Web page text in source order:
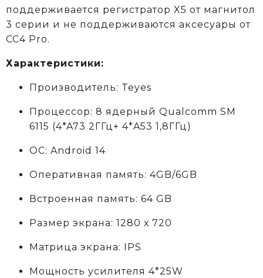
поддерживается регистратор X5 от магнитол
3 серии и не поддерживаются аксеcуары от
CC4 Pro.
Характеристики:
Производитель: Teyes
Процессор: 8 ядерный Qualcomm SM
6115 (4*A73 2ГГц+ 4*A53 1,8ГГц)
ОС: Android 14
Оперативная память: 4GB/6GB
Встроенная память: 64 GB
Размер экрана: 1280 х 720
Матрица экрана: IPS
Мощность усилителя 4*25W